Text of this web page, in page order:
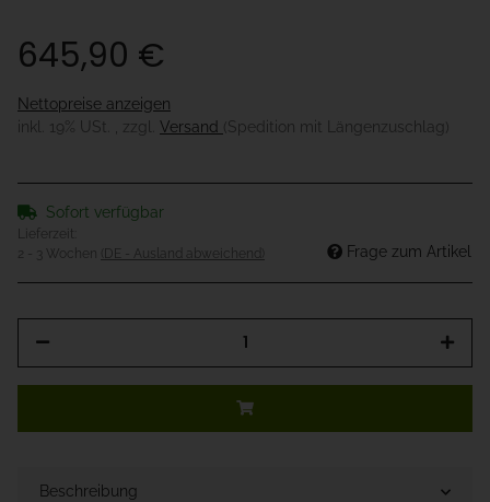
645,90 €
Nettopreise anzeigen
inkl. 19% USt. , zzgl. Versand (Spedition mit Längenzuschlag)
Sofort verfügbar
Lieferzeit:
2 - 3 Wochen
(DE - Ausland abweichend) Frage zum Artikel
Beschreibung